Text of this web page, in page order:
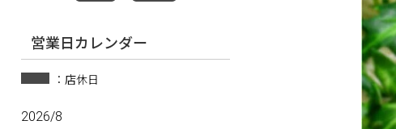
営業日カレンダー
：店休日
2026/8